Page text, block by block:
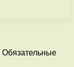
Обязательные